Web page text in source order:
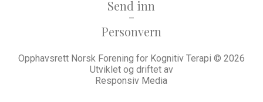
Send inn
–
Personvern
Opphavsrett Norsk Forening for Kognitiv Terapi © 2026
Utviklet og driftet av
Responsiv Media